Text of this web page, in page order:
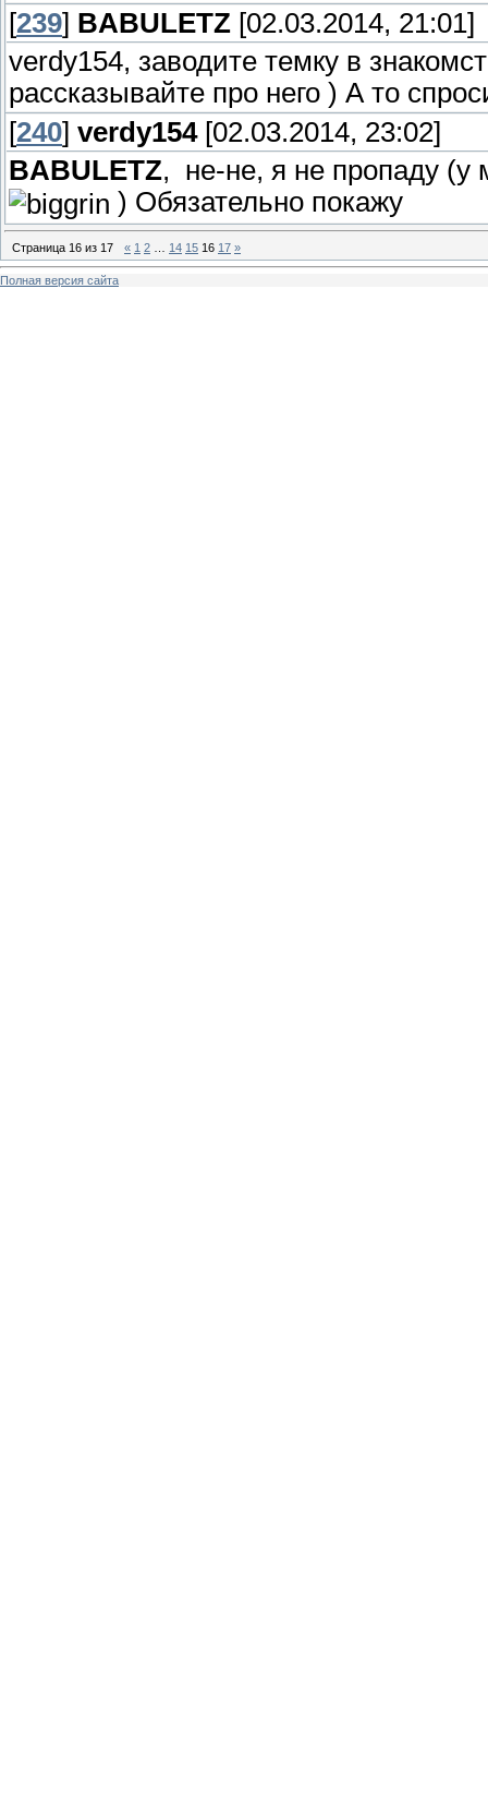
[239] BABULETZ [02.03.2014, 21:01]
verdy154, заводите темку в
рассказывайте про него ) А то
[240] verdy154[02.03.2014, 23:02]
BABULETZ, не-не, я не пропаду (у
) Обязательно покажу
Страница 16 из 17 « 1 2 14 15 16 17 »
Полная версия сайта